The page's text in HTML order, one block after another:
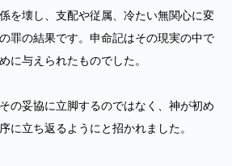
を壊し、支配や従属、冷たい無関心に変
罪の結果です。申命記はその現実の中で
に与えられたものでした。
の妥協に立脚するのではなく、神が初め
に立ち返るようにと招かれました。